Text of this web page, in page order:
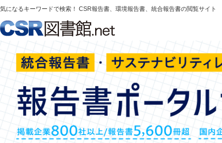
気になるキーワードで検索！ CSR報告書、環境報告書、統合報告書の閲覧サイト